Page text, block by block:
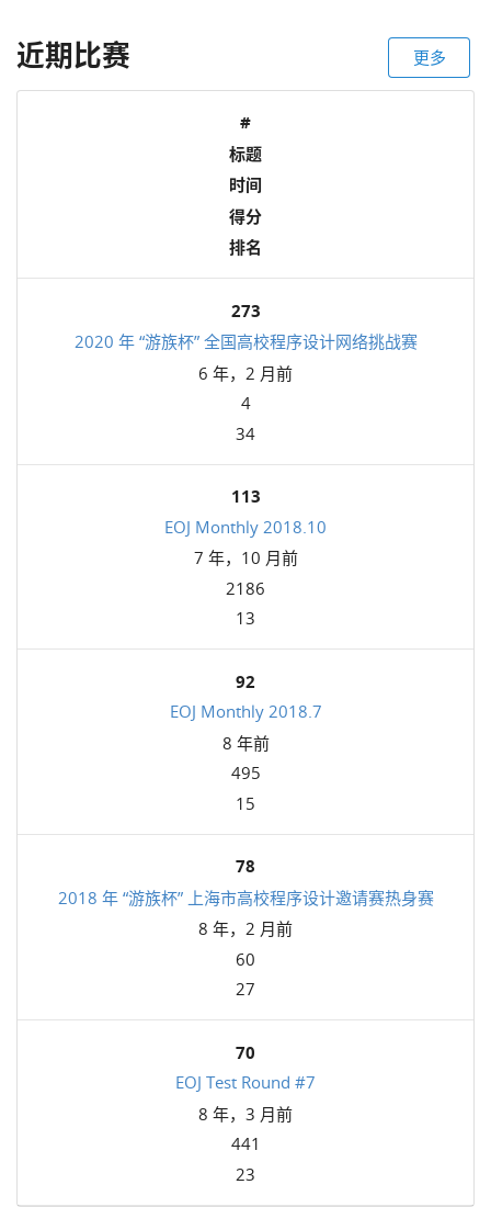
近期比赛 更多
#
标题
时间
得分
排名
273
2020 年 “游族杯” 全国高校程序设计网络挑战赛
6 年，2 月前
4
34
113
EOJ Monthly 2018.10
7 年，10 月前
2186
13
92
EOJ Monthly 2018.7
8 年前
495
15
78
2018 年 “游族杯” 上海市高校程序设计邀请赛热身赛
8 年，2 月前
60
27
70
EOJ Test Round #7
8 年，3 月前
441
23